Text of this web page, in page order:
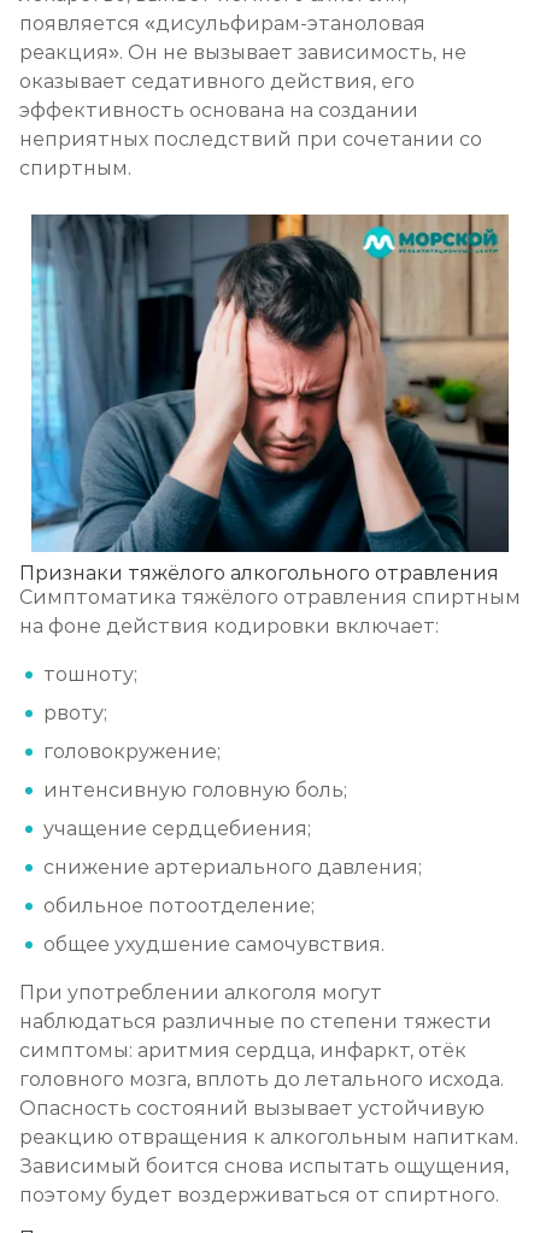
Лечение подросткового алкоголизма
от 3 200 ₽ Записаться
Социализация алкоголиков
от 750 ₽
появляется «дисульфирам-этаноловая
реакция». Он не вызывает зависимость, не
оказывает седативного действия, его
эффективность основана на создании
неприятных последствий при сочетании со
спиртным.
Признаки тяжёлого алкогольного отравления
Симптоматика тяжёлого отравления спиртным
на фоне действия кодировки включает:
тошноту;
рвоту;
головокружение;
интенсивную головную боль;
учащение сердцебиения;
снижение артериального давления;
обильное потоотделение;
общее ухудшение самочувствия.
При употреблении алкоголя могут
наблюдаться различные по степени тяжести
симптомы: аритмия сердца, инфаркт, отёк
головного мозга, вплоть до летального исхода.
Опасность состояний вызывает устойчивую
реакцию отвращения к алкогольным напиткам.
Зависимый боится снова испытать ощущения,
поэтому будет воздерживаться от спиртного.